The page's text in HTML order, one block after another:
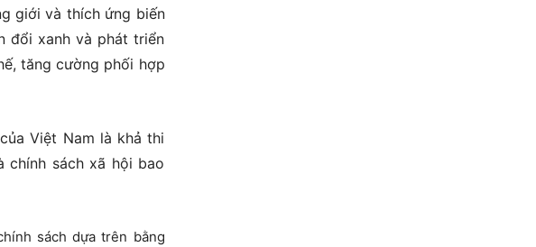
giới và thích ứng biến
đổi xanh và phát triển
tăng cường phối hợp
Việt Nam là khả thi
chính sách xã hội bao
sách dựa trên bằng